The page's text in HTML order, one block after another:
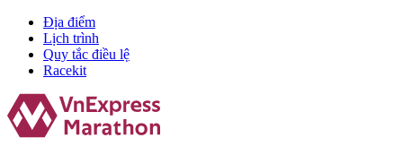
Địa điểm
Lịch trình
Quy tắc điều lệ
Racekit